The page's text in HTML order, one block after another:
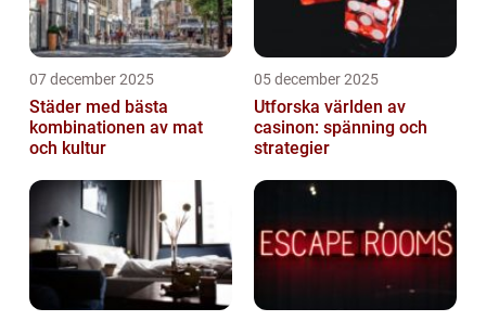
07 december 2025
Städer med bästa
kombinationen av mat
och kultur
05 december 2025
Utforska världen av
casinon: spänning och
strategier